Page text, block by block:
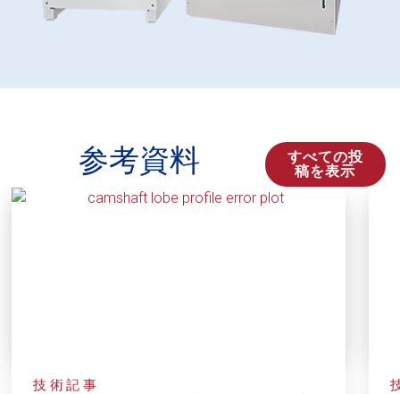
参考資料
すべての投
稿を表示
技術記事